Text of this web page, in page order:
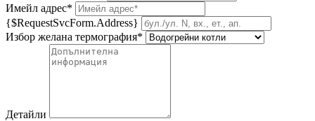
Имейл адрес*
{$RequestSvcForm.Address}
Избор желана термография*
Детайли